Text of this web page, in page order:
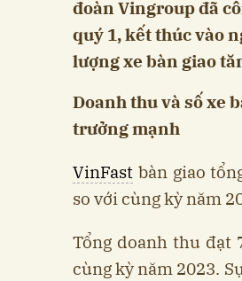
đoàn Vingroup đã
quý 1, kết thúc vào
lượng xe bàn giao
Doanh thu và số xe
trưởng mạnh
VinFast bàn giao
so với cùng kỳ năm
Tổng doanh thu đạt
cùng kỳ năm 2023.